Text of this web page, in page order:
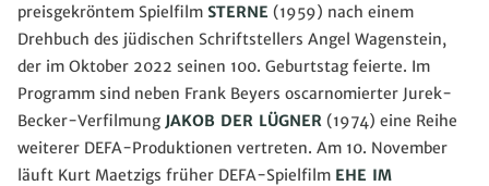
preisgekröntem Spielfilm STERNE (1959) nach einem
Drehbuch des jüdischen Schriftstellers Angel Wagenstein,
der im Oktober 2022 seinen 100. Geburtstag feierte. Im
Programm sind neben Frank Beyers oscarnomierter Jurek-
Becker-Verfilmung JAKOB DER LÜGNER (1974) eine Reihe
weiterer DEFA-Produktionen vertreten. Am 10. November
läuft Kurt Maetzigs früher DEFA-Spielfilm EHE IM